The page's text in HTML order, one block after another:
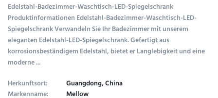
Edelstahl-Badezimmer-Waschtisch-LED-Spiegelschrank
Produktinformationen Edelstahl-Badezimmer-Waschtisch-LED-
Spiegelschrank Verwandeln Sie Ihr Badezimmer mit unserem
eleganten Edelstahl-LED-Spiegelschrank. Gefertigt aus
korrosionsbeständigem Edelstahl, bietet er Langlebigkeit und eine
moderne ...
Herkunftsort:
Guangdong, China
Markenname: Mellow